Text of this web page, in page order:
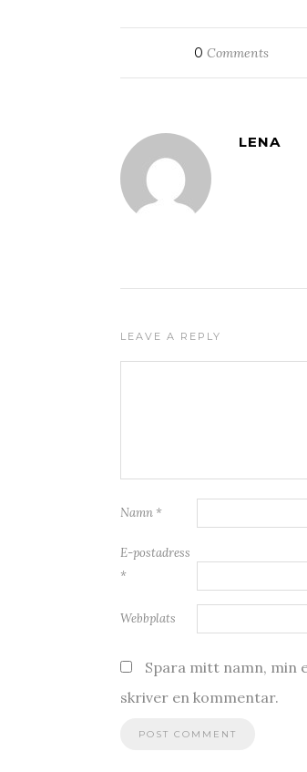
0 Comments
LENA
LEAVE A REPLY
Namn *
E-postadress
*
Webbplats
Spara mitt namn, min
skriver en kommentar.